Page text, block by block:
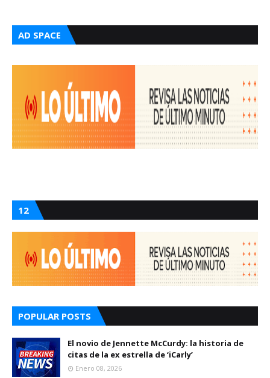
AD SPACE
12
POPULAR POSTS
El novio de Jennette McCurdy: la historia de
citas de la ex estrella de ‘iCarly’
Enero 08, 2026